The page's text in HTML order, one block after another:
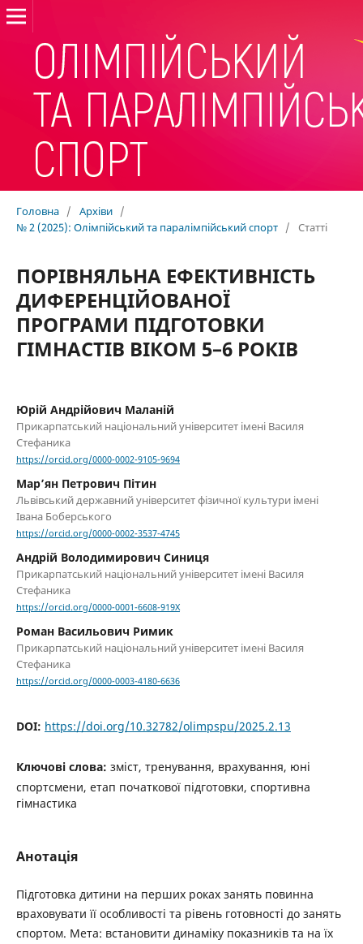
Головна / Архіви /
№ 2 (2025): Олімпійський та паралімпійський спорт / Статті
ПОРІВНЯЛЬНА ЕФЕКТИВНІСТЬ
ДИФЕРЕНЦІЙОВАНОЇ
ПРОГРАМИ ПІДГОТОВКИ
ГІМНАСТІВ ВІКОМ 5–6 РОКІВ
Юрій Андрійович Маланій
Прикарпатський національний університет імені Василя
Стефаника
https://orcid.org/0000-0002-9105-9694
Мар’ян Петрович Пітин
Львівський державний університет фізичної культури імені
Івана Боберського
https://orcid.org/0000-0002-3537-4745
Андрій Володимирович Синиця
Прикарпатський національний університет імені Василя
Стефаника
https://orcid.org/0000-0001-6608-919X
Роман Васильович Римик
Прикарпатський національний університет імені Василя
Стефаника
https://orcid.org/0000-0003-4180-6636
DOI: https://doi.org/10.32782/olimpspu/2025.2.13
Ключові слова: зміст, тренування, врахування, юні
спортсмени, етап початкової підготовки, спортивна
гімнастика
Анотація
Підготовка дитини на перших роках занять повинна
враховувати її особливості та рівень готовності до занять
спортом. Мета: встановити динаміку показників та на їх